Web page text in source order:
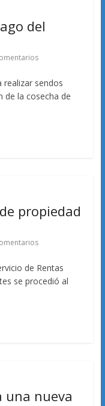
del
realizar sendos
de la cosecha de
propiedad
de Rentas
se procedió al
una nueva